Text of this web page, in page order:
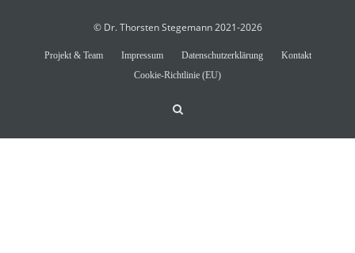
© Dr. Thorsten Stegemann 2021-2026
Projekt & Team Impressum Datenschutzerklärung
Kontakt
Cookie-Richtlinie (EU)